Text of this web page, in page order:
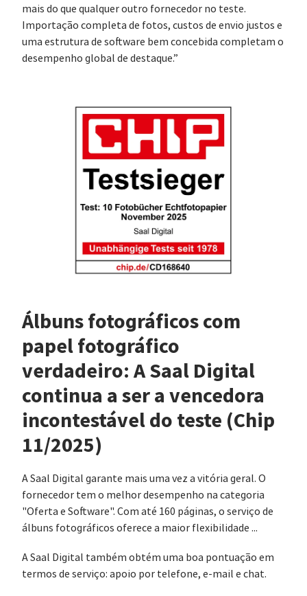
mais do que qualquer outro fornecedor no teste.
Importação completa de fotos, custos de envio justos e
uma estrutura de software bem concebida completam o
desempenho global de destaque.”
Álbuns fotográficos com
papel fotográfico
verdadeiro: A Saal Digital
continua a ser a vencedora
incontestável do teste (Chip
11/2025)
A Saal Digital garante mais uma vez a vitória geral. O
fornecedor tem o melhor desempenho na categoria
"Oferta e Software". Com até 160 páginas, o serviço de
álbuns fotográficos oferece a maior flexibilidade ...
A Saal Digital também obtém uma boa pontuação em
termos de serviço: apoio por telefone, e-mail e chat.